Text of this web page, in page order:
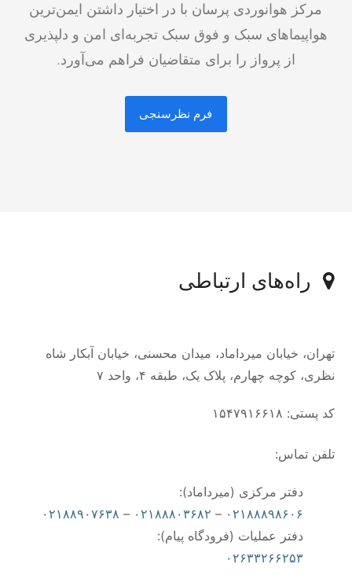
مرکز هوانوردی پرسان با در اختیار داشتن ایمن‌ترین
هواپیماهای سبک و فوق سبک تجربه‌ای امن و دلپذیری
از پرواز را برای متقاضیان فراهم می‌آورد.
فرم نظرسنجی
راه‌های ارتباطی
تهران، خیابان میرداماد، میدان محسنی، خیابان آبکار شاه
نظری، کوچه چهارم، پلاک یک، طبقه ۴، واحد ۷
کد پستی: ۱۵۴۷۹۱۶۶۱۸
تلفن تماس:
دفتر مرکزی (میرداماد):
۰۲۱۸۸۸۹۸۶۰۶ – ۰۲۱۸۸۸۰۳۶۸۲ – ۰۲۱۸۸۹۰۷۶۳۸
دفتر عملیات (فرودگاه پیام):
۰۲۶۳۳۲۶۶۲۵۳